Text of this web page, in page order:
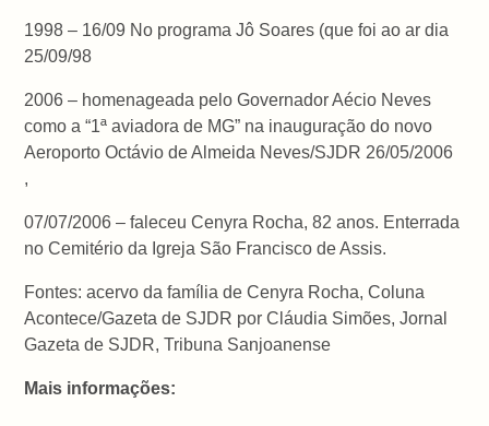
1998 – 16/09 No programa Jô Soares (que foi ao ar dia
25/09/98
2006 – homenageada pelo Governador Aécio Neves
como a “1ª aviadora de MG” na inauguração do novo
Aeroporto Octávio de Almeida Neves/SJDR 26/05/2006
,
07/07/2006 – faleceu Cenyra Rocha, 82 anos. Enterrada
no Cemitério da Igreja São Francisco de Assis.
Fontes: acervo da família de Cenyra Rocha, Coluna
Acontece/Gazeta de SJDR por Cláudia Simões, Jornal
Gazeta de SJDR, Tribuna Sanjoanense
Mais informações: